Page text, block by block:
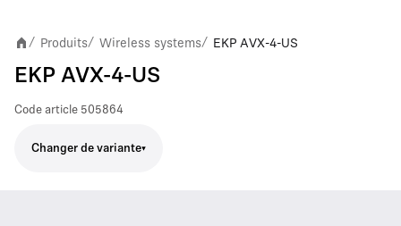
/ Produits/ Wireless systems/ EKP AVX-4-US
EKP AVX-4-US
Code article 505864
Changer de variante